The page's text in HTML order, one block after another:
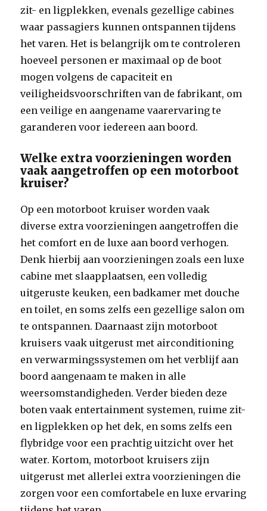
zit- en ligplekken, evenals gezellige cabines
waar passagiers kunnen ontspannen tijdens
het varen. Het is belangrijk om te controleren
hoeveel personen er maximaal op de boot
mogen volgens de capaciteit en
veiligheidsvoorschriften van de fabrikant, om
een veilige en aangename vaarervaring te
garanderen voor iedereen aan boord.
Welke extra voorzieningen worden
vaak aangetroffen op een motorboot
kruiser?
Op een motorboot kruiser worden vaak
diverse extra voorzieningen aangetroffen die
het comfort en de luxe aan boord verhogen.
Denk hierbij aan voorzieningen zoals een luxe
cabine met slaapplaatsen, een volledig
uitgeruste keuken, een badkamer met douche
en toilet, en soms zelfs een gezellige salon om
te ontspannen. Daarnaast zijn motorboot
kruisers vaak uitgerust met airconditioning
en verwarmingssystemen om het verblijf aan
boord aangenaam te maken in alle
weersomstandigheden. Verder bieden deze
boten vaak entertainment systemen, ruime zit-
en ligplekken op het dek, en soms zelfs een
flybridge voor een prachtig uitzicht over het
water. Kortom, motorboot kruisers zijn
uitgerust met allerlei extra voorzieningen die
zorgen voor een comfortabele en luxe ervaring